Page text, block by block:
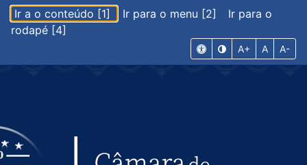
Ir a o conteúdo [1] Ir para o menu [2]
Ir para o
rodapé [4]
A+ A A-